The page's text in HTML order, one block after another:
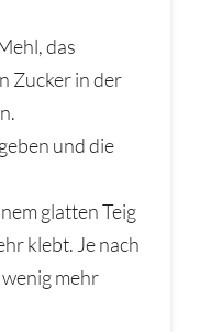
das
Zucker in der
und die
glatten Teig
klebt. Je nach
mehr